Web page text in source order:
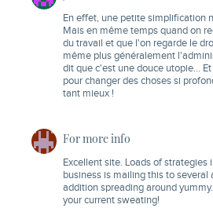
En effet, une petite simplification
Mais en même temps quand on
du travail et que l'on regarde le
même plus généralement
dit que c'est une douce utopie…
pour changer des choses si
tant mieux !
For more info
Excellent site. Loads of strategies
business is mailing this to several
addition spreading around
your current sweating!